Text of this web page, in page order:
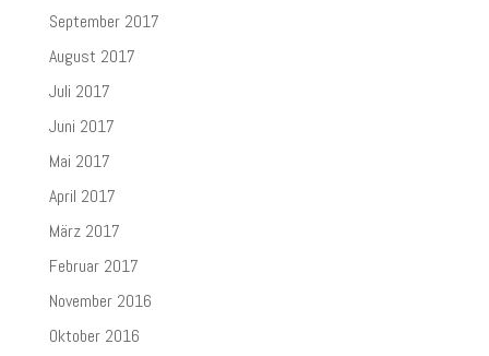
September 2017
August 2017
Juli 2017
Juni 2017
Mai 2017
April 2017
März 2017
Februar 2017
November 2016
Oktober 2016